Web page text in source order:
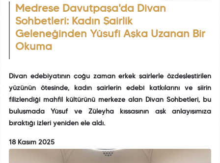
Medrese Davutpaşa'da Divan
Sohbetleri: Kadın Şairlik
Geleneğinden Yûsufî Aşka Uzanan Bir
Okuma
Divan edebiyatının çoğu zaman erkek şairlerle özdeşleştirilen
yüzünün ötesinde, kadın şairlerin edebî katkılarını ve şiirin
filizlendiği mahfil kültürünü merkeze alan Divan Sohbetleri, bu
buluşmada Yûsuf ve Züleyha kıssasının aşk anlayışımıza
bıraktığı izleri yeniden ele aldı.
18 Kasım 2025